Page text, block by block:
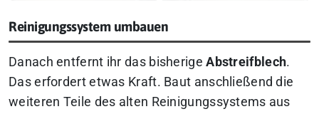
Reinigungssystem umbauen
Danach entfernt ihr das bisherigeAbstreifblech.
Das erfordert etwas Kraft. Baut anschließend die
weiteren Teile des alten Reinigungssystems aus